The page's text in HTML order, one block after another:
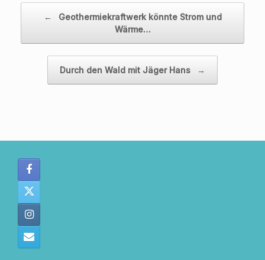
←
Geothermiekraftwerk könnte Strom und
Wärme…
Durch den Wald mit Jäger Hans →